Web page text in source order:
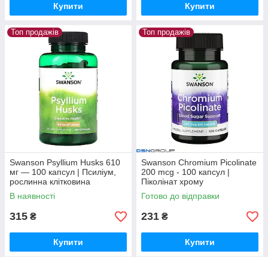
Купити Купити
Топ продажів
Swanson Psyllium Husks 610
мг — 100 капсул | Псиліум,
рослинна клітковина
В наявності
315 ₴
Купити
Топ продажів
Swanson Chromium Picolinate
200 mcg - 100 капсул |
Піколінат хрому
Готово до відправки
231 ₴
Купити